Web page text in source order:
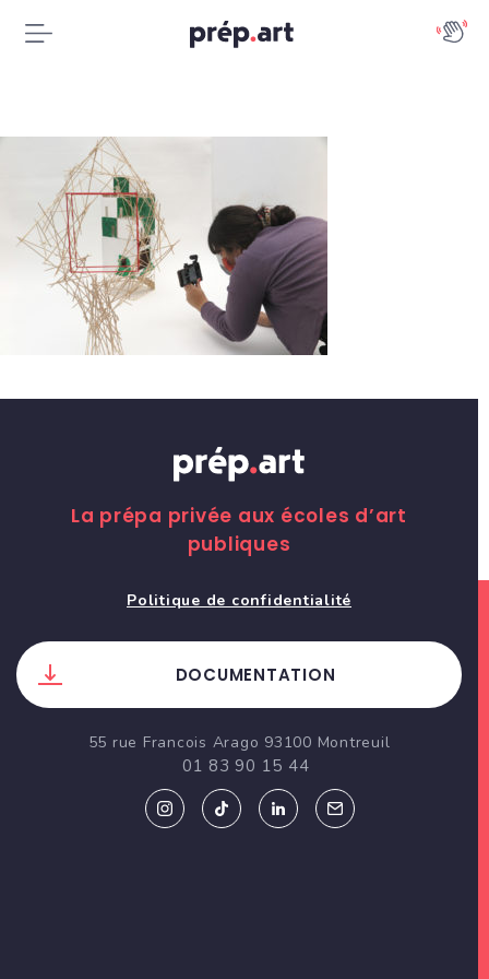
La prépa privée aux écoles d’art
publiques
Politique de confidentialité
DOCUMENTATION
55 rue Francois Arago 93100 Montreuil
01 83 90 15 44